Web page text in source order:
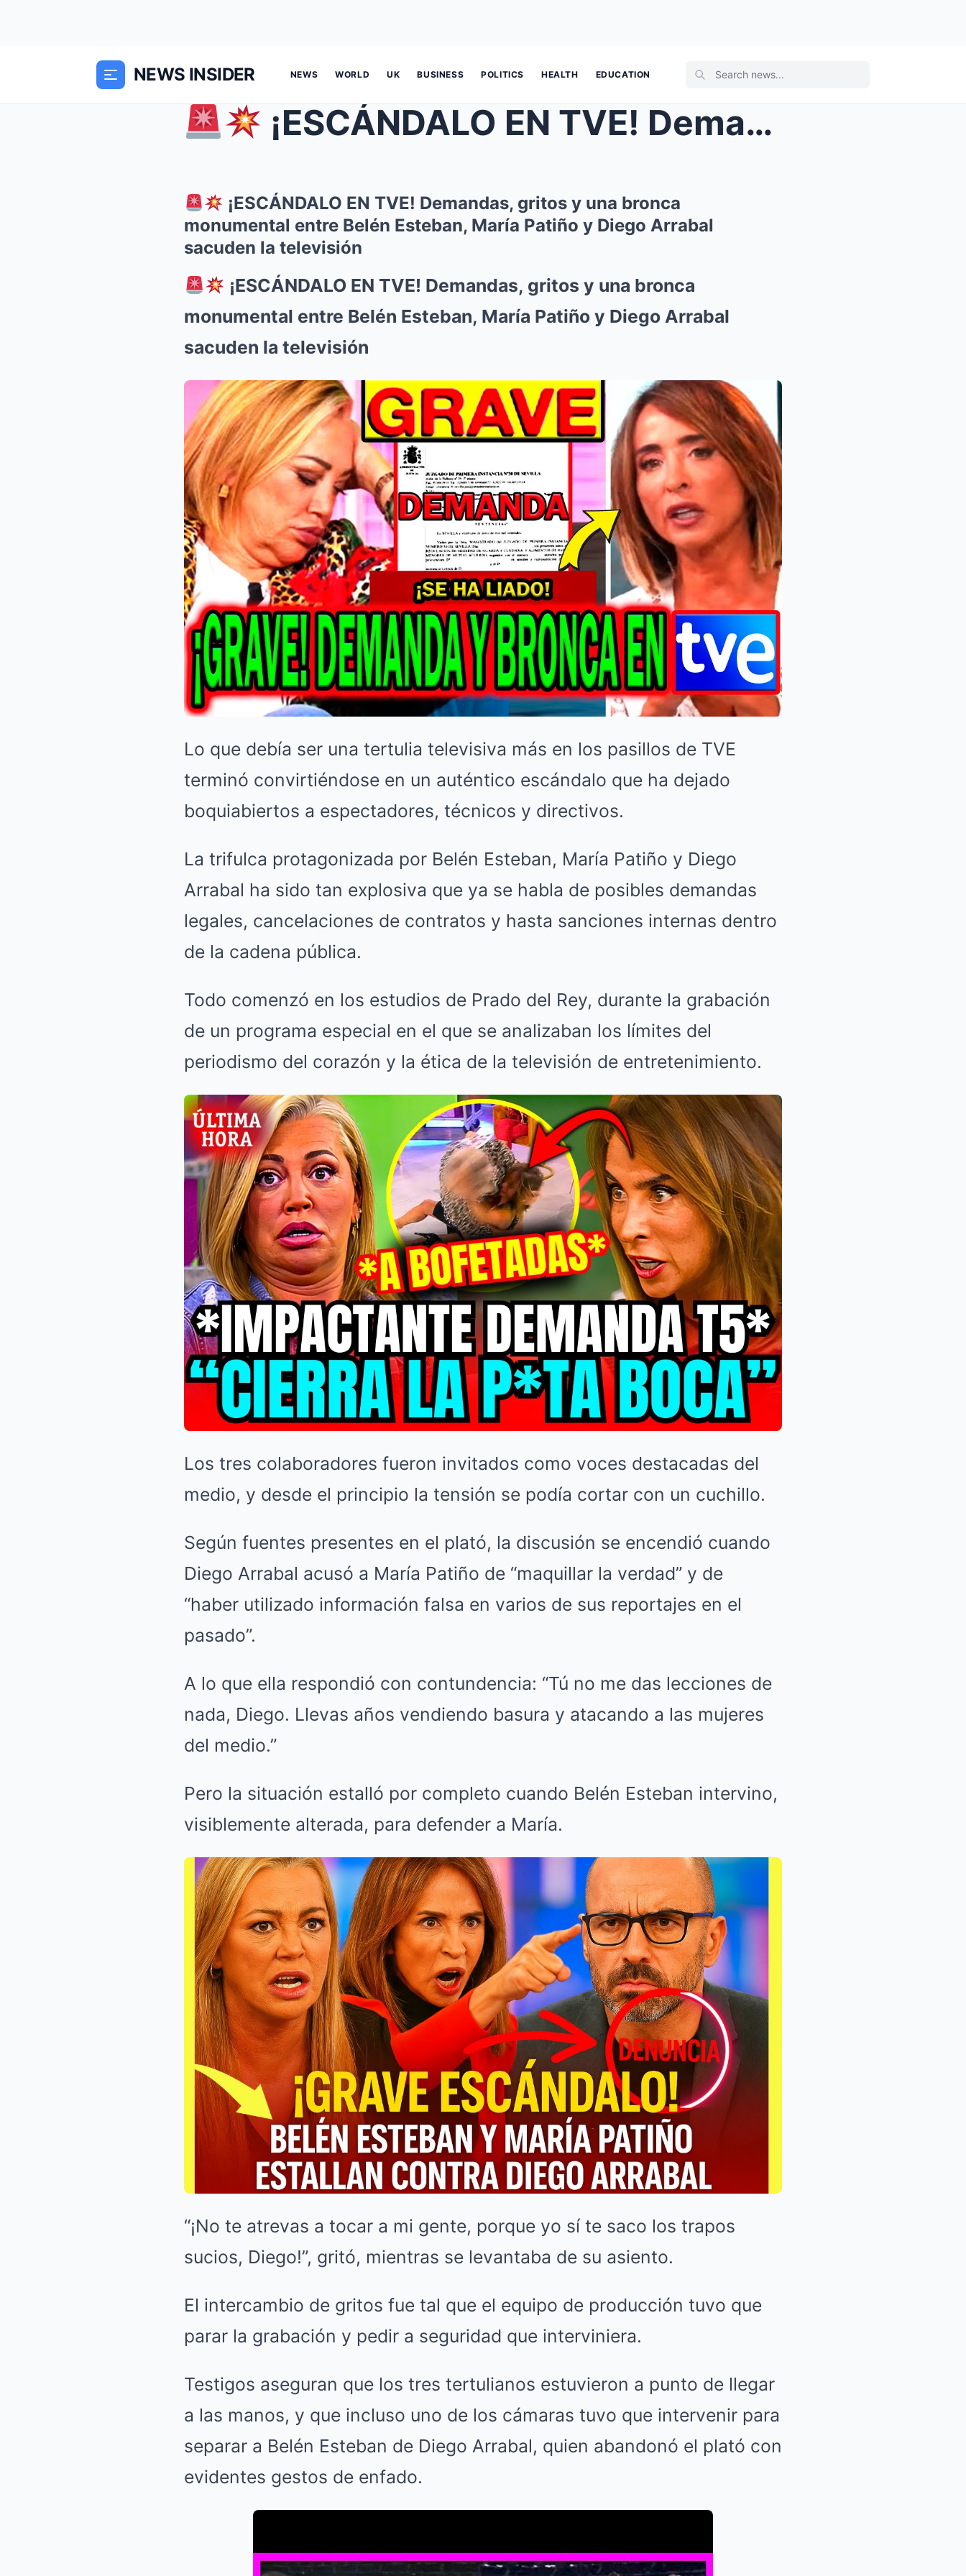
NEWS INSIDER NEWS WORLD UK BUSINESS POLITICS HEALTH EDUCATION
¡ESCÁNDALO EN TVE! Demandas, gritos y una bronc...
¡ESCÁNDALO EN TVE! Demandas, gritos y una bronca
monumental entre Belén Esteban, María Patiño y Diego Arrabal
sacuden la televisión
¡ESCÁNDALO EN TVE! Demandas, gritos y una bronca
monumental entre Belén Esteban, María Patiño y Diego Arrabal
sacuden la televisión
Lo que debía ser una tertulia televisiva más en los pasillos de TVE
terminó convirtiéndose en un auténtico escándalo que ha dejado
boquiabiertos a espectadores, técnicos y directivos.
La trifulca protagonizada por Belén Esteban, María Patiño y Diego
Arrabal ha sido tan explosiva que ya se habla de posibles demandas
legales, cancelaciones de contratos y hasta sanciones internas dentro
de la cadena pública.
Todo comenzó en los estudios de Prado del Rey, durante la grabación
de un programa especial en el que se analizaban los límites del
periodismo del corazón y la ética de la televisión de entretenimiento.
Los tres colaboradores fueron invitados como voces destacadas del
medio, y desde el principio la tensión se podía cortar con un cuchillo.
Según fuentes presentes en el plató, la discusión se encendió cuando
Diego Arrabal acusó a María Patiño de “maquillar la verdad” y de
“haber utilizado información falsa en varios de sus reportajes en el
pasado”.
A lo que ella respondió con contundencia: “Tú no me das lecciones de
nada, Diego. Llevas años vendiendo basura y atacando a las mujeres
del medio.”
Pero la situación estalló por completo cuando Belén Esteban intervino,
visiblemente alterada, para defender a María.
“¡No te atrevas a tocar a mi gente, porque yo sí te saco los trapos
sucios, Diego!”, gritó, mientras se levantaba de su asiento.
El intercambio de gritos fue tal que el equipo de producción tuvo que
parar la grabación y pedir a seguridad que interviniera.
Testigos aseguran que los tres tertulianos estuvieron a punto de llegar
a las manos, y que incluso uno de los cámaras tuvo que intervenir para
separar a Belén Esteban de Diego Arrabal, quien abandonó el plató con
evidentes gestos de enfado.